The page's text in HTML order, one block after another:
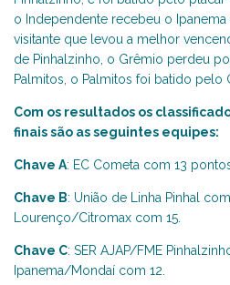
o Independente recebeu o
visitante que levou a melhor
de Pinhalzinho, o Grêmio perdeu
Palmitos, o Palmitos foi batido pelo
Com os resultados os
finais são as seguintes equipes:
Chave A: EC Cometa com 13
Chave B: União de Linha Pinhal
Lourenço/Citromax com 15.
Chave C: SER AJAP/FME
Ipanema/Mondaí com 12.